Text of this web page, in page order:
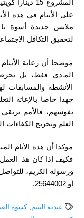
المشروع 15
على الأيتام في هذه
ملابس جديدة أسوة
لتحقيق التكافل
موضحا أن رعاية
المادي فقط، بل
الأنشطة والمسابقات
جهدا خاصا بالإغاثة
نفوسهم، فالأمم
العلم وتخريج
مؤكدا أن هذه الأيام
فكيف إذا كان هذا العمل
أو 25644002.
عيدية اليتيم كسوة